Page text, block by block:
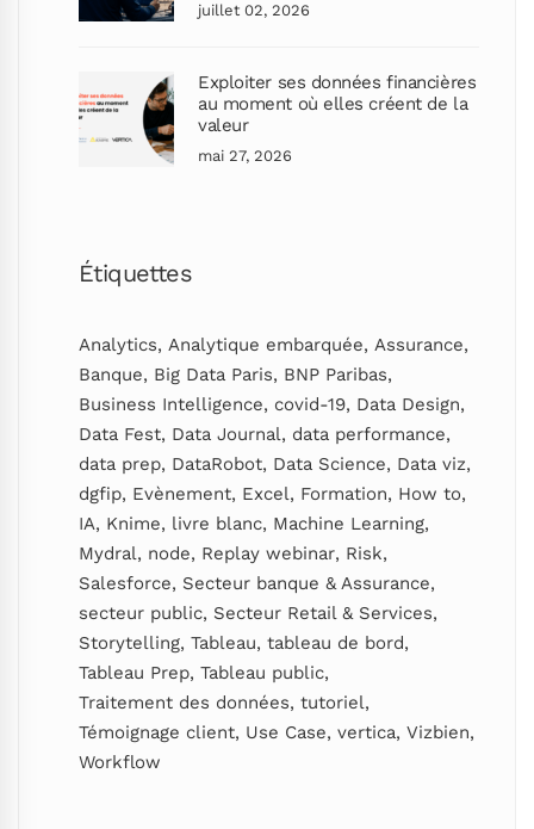
juillet 02, 2026
Exploiter ses données financières
au moment où elles créent de la
valeur
mai 27, 2026
Étiquettes
Analytics, Analytique embarquée, Assurance,
Banque, Big Data Paris, BNP Paribas,
Business Intelligence, covid-19, Data Design,
Data Fest, Data Journal, data performance,
data prep, DataRobot, Data Science, Data viz,
dgfip, Evènement, Excel, Formation, How to,
IA, Knime, livre blanc, Machine Learning,
Mydral, node, Replay webinar, Risk,
Salesforce, Secteur banque & Assurance,
secteur public, Secteur Retail & Services,
Storytelling, Tableau, tableau de bord,
Tableau Prep, Tableau public,
Traitement des données, tutoriel,
Témoignage client, Use Case, vertica, Vizbien,
Workflow